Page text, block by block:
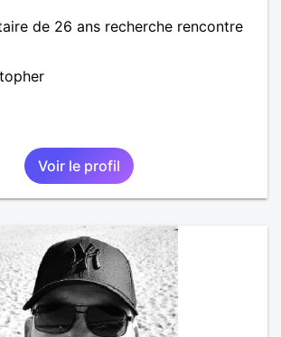
de 26 ans recherche rencontre
Voir le profil